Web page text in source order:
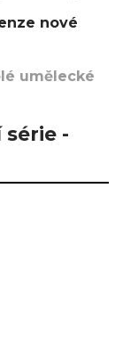
nové
umělecké
-